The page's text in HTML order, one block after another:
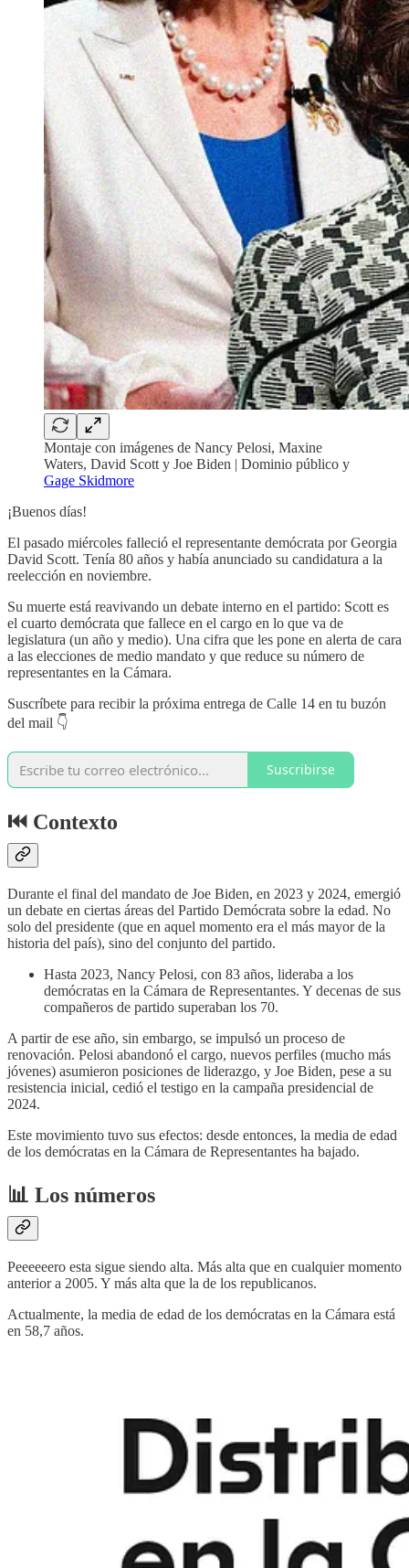
Montaje con imágenes de Nancy Pelosi, Maxine
Waters, David Scott y Joe Biden | Dominio público y
Gage Skidmore
¡Buenos días!
El pasado miércoles falleció el representante demócrata por Georgia
David Scott. Tenía 80 años y había anunciado su candidatura a la
reelección en noviembre.
Su muerte está reavivando un debate interno en el partido: Scott es
el cuarto demócrata que fallece en el cargo en lo que va de
legislatura (un año y medio). Una cifra que les pone en alerta de cara
a las elecciones de medio mandato y que reduce su número de
representantes en la Cámara.
Suscríbete para recibir la próxima entrega de Calle 14 en tu buzón
del mail 👇
Suscribirse
⏮️ Contexto
Durante el final del mandato de Joe Biden, en 2023 y 2024, emergió
un debate en ciertas áreas del Partido Demócrata sobre la edad. No
solo del presidente (que en aquel momento era el más mayor de la
historia del país), sino del conjunto del partido.
Hasta 2023, Nancy Pelosi, con 83 años, lideraba a los
demócratas en la Cámara de Representantes. Y decenas de sus
compañeros de partido superaban los 70.
A partir de ese año, sin embargo, se impulsó un proceso de
renovación. Pelosi abandonó el cargo, nuevos perfiles (mucho más
jóvenes) asumieron posiciones de liderazgo, y Joe Biden, pese a su
resistencia inicial, cedió el testigo en la campaña presidencial de
2024.
Este movimiento tuvo sus efectos: desde entonces, la media de edad
de los demócratas en la Cámara de Representantes ha bajado.
📊 Los números
Peeeeeero esta sigue siendo alta. Más alta que en cualquier momento
anterior a 2005. Y más alta que la de los republicanos.
Actualmente, la media de edad de los demócratas en la Cámara está
en 58,7 años.